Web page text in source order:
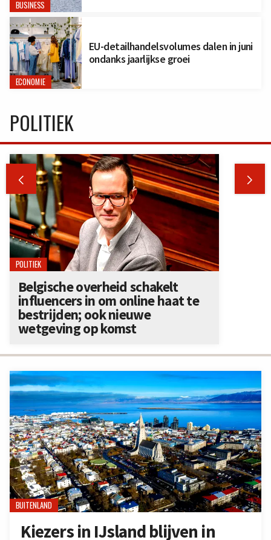
BUSINESS
ECONOMIE
EU-detailhandelsvolumes dalen in juni
ondanks jaarlijkse groei
BUITENLAND
Kiezers in IJsland blijven in
POLITIEK
 
POLITIEK
Belgische overheid schakelt
influencers in om online haat te
bestrijden; ook nieuwe
wetgeving op komst